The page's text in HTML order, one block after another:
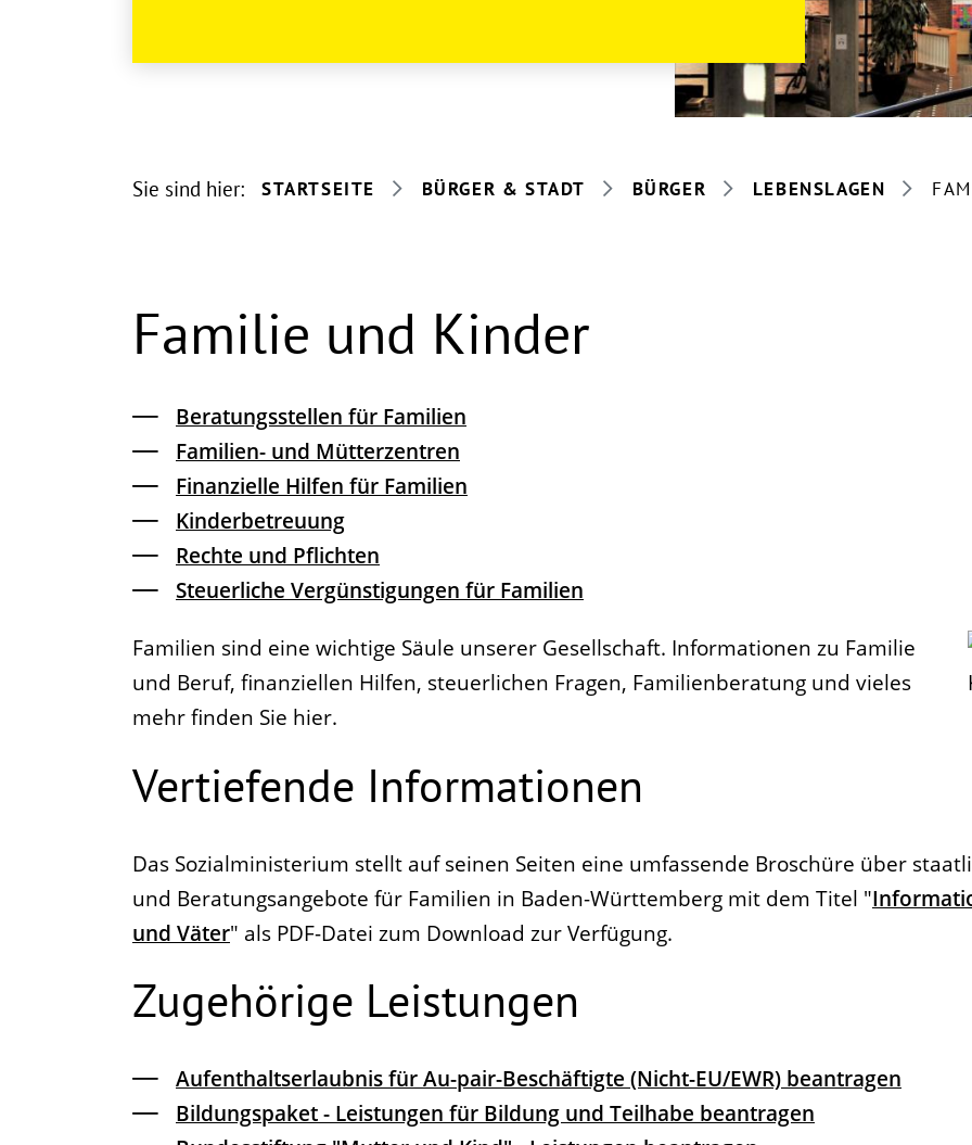
Sie sind hier: STARTSEITE BÜRGER & STADT BÜRGER LEBENSLAGEN
Familie und Kinder
Beratungsstellen für Familien
Familien- und Mütterzentren
Finanzielle Hilfen für Familien
Kinderbetreuung
Rechte und Pflichten
Steuerliche Vergünstigungen für Familien
Familien sind eine wichtige Säule unserer Gesellschaft. Informationen zu Familie
und Beruf, finanziellen Hilfen, steuerlichen Fragen, Familienberatung und vieles
mehr finden Sie hier.
Vertiefende Informationen
Das Sozialministerium stellt auf seinen Seiten eine umfassende Broschüre über
und Beratungsangebote für Familien in Baden-Württemberg mit dem Titel "
und Väter" als PDF-Datei zum Download zur Verfügung.
Zugehörige Leistungen
Aufenthaltserlaubnis für Au-pair-Beschäftigte (Nicht-EU/EWR) beantragen
Bildungspaket - Leistungen für Bildung und Teilhabe beantragen